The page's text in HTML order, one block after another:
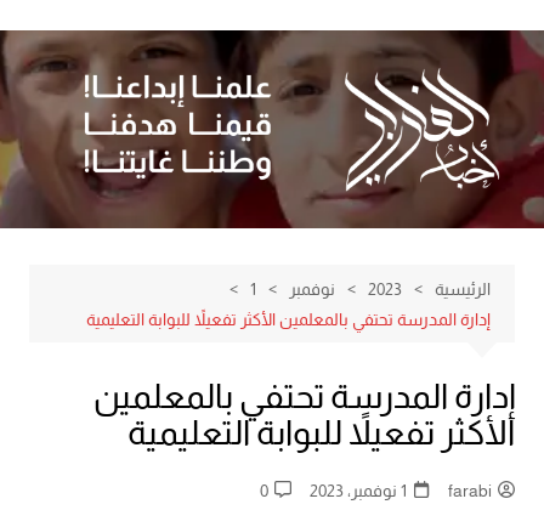
إلى
المحتوى
الرئيسية 2023 نوفمبر
1
إدارة المدرسة تحتفي بالمعلمين الأكثر تفعيلاً للبوابة التعليمية
إدارة المدرسة تحتفي بالمعلمين
الأكثر تفعيلاً للبوابة التعليمية
farabi 1 نوفمبر، 2023
0